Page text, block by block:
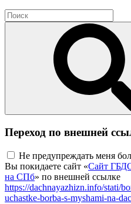
Переход по внешней
Не предупреждать меня
Вы покидаете сайт «Сайт
на СПб» по внешней ссылке
https://dachnayazhizn.info/stati/
uchastke-borba-s-myshami-na-